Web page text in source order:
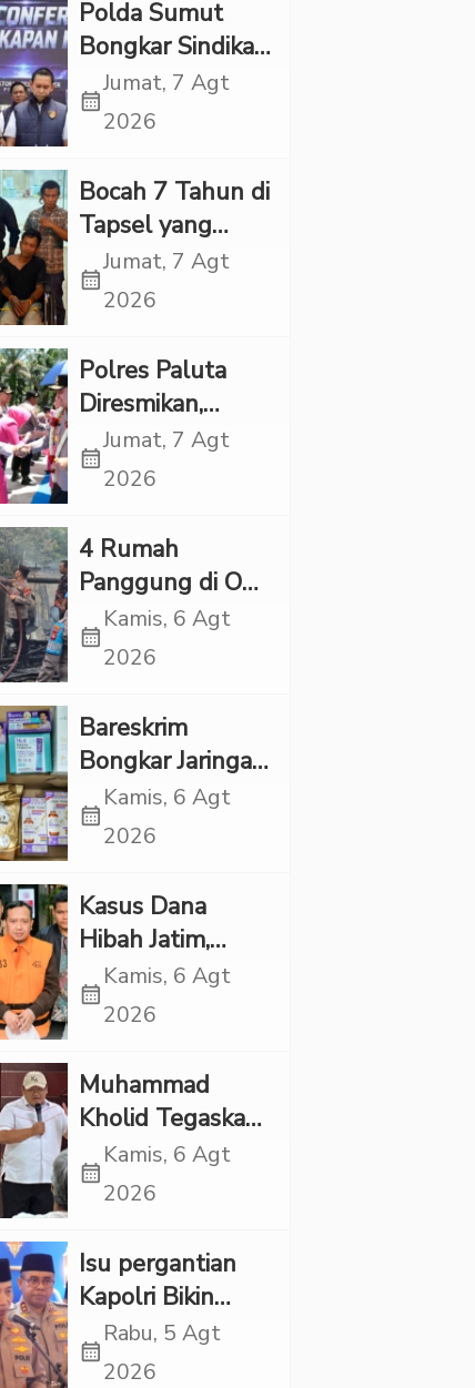
Polda Sumut
Bongkar Sindikat
Scamming
Internasional,
Rp6,7 Miliar
calendar_month
Jumat, 7 Agt
2026
Bocah 7 Tahun di
Tapsel yang
Ditemukan
Tewas di Sumur
Kekerasan
Seksual
calendar_month
Jumat, 7 Agt
2026
Polres Paluta
Diresmikan,
Begini
Tanggapan
calendar_month
Jumat, 7 Agt
2026
‎4 Rumah
Panggung di OKI
Ludes Terbakar,
Kerugian Capai
calendar_month
Kamis, 6 Agt
2026
Bareskrim
Bongkar Jaringan
Etomidate dari
Thailand, 4
calendar_month
Kamis, 6 Agt
2026
Kasus Dana
Hibah Jatim,
Siliwangi: Partai
Punya Tanggung
calendar_month
Kamis, 6 Agt
2026
Muhammad
Kholid Tegaskan
Propaganda
LGBT Harus
Minta Negara
Melindungi
Korban
calendar_month
Kamis, 6 Agt
2026
Isu pergantian
Kapolri Bikin
Panas, JMP Puji
Respons Jenderal
calendar_month
Rabu, 5 Agt
2026